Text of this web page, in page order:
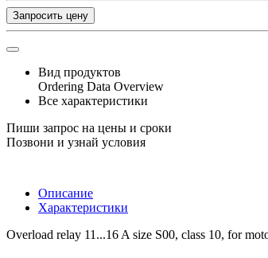
Запросить цену
Вид продуктов
Ordering Data Overview
Все характеристики
Пиши запрос на цены и сроки
Позвони и узнай условия
Описание
Характеристики
Overload relay 11...16 A size S00, class 10, for